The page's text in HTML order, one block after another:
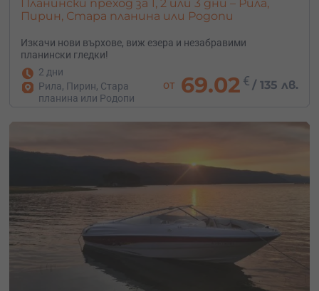
Планински преход за 1, 2 или 3 дни – Рила,
Пирин, Стара планина или Родопи
Изкачи нови върхове, виж езера и незабравими
планински гледки!
2 дни
Рила, Пирин, Стара
планина или Родопи
от 69.02 € /135 лв.